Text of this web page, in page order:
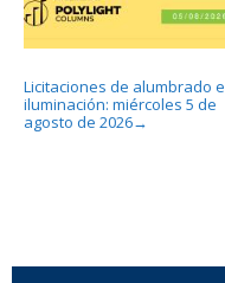
Licitaciones de alumbrado e
iluminación: miércoles 5 de
agosto de 2026→